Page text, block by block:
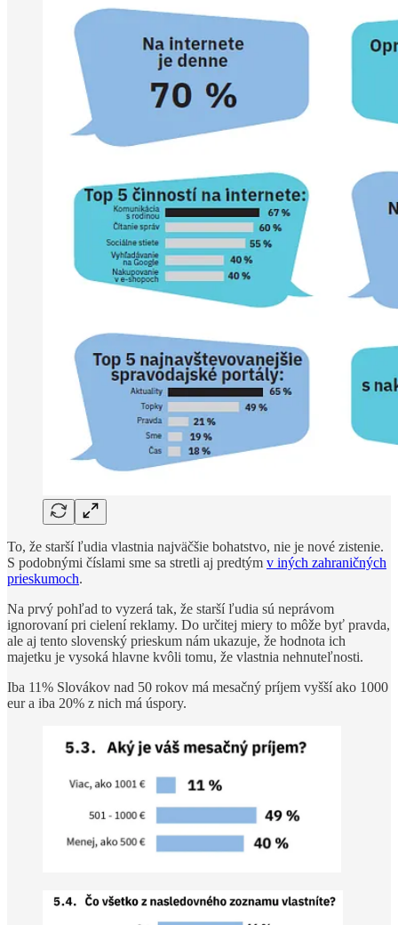
To, že starší ľudia vlastnia najväčšie bohatstvo, nie je nové zistenie.
S podobnými číslami sme sa stretli aj predtým v iných zahraničných
prieskumoch.
Na prvý pohľad to vyzerá tak, že starší ľudia sú neprávom
ignorovaní pri cielení reklamy. Do určitej miery to môže byť pravda,
ale aj tento slovenský prieskum nám ukazuje, že hodnota ich
majetku je vysoká hlavne kvôli tomu, že vlastnia nehnuteľnosti.
Iba 11% Slovákov nad 50 rokov má mesačný príjem vyšší ako 1000
eur a iba 20% z nich má úspory.